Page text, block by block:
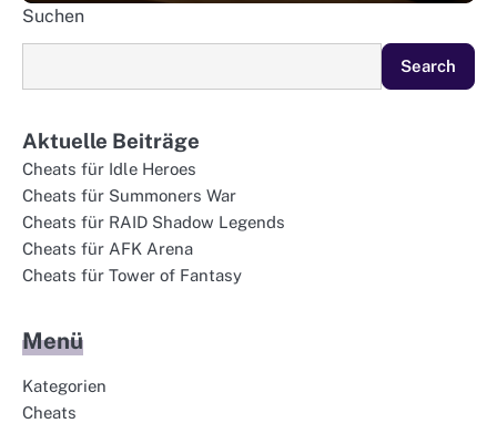
Suchen
Search
Aktuelle Beiträge
Cheats für Idle Heroes
Cheats für Summoners War
Cheats für RAID Shadow Legends
Cheats für AFK Arena
Cheats für Tower of Fantasy
Menü
Kategorien
Cheats